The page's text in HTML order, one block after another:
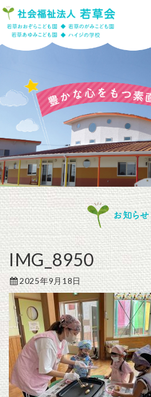
お知らせ
IMG_8950
2025年9月18日